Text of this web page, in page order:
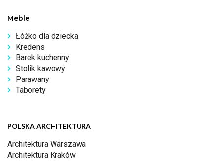
Meble
Łóżko dla dziecka
Kredens
Barek kuchenny
Stolik kawowy
Parawany
Taborety
POLSKA ARCHITEKTURA
Architektura Warszawa
Architektura Kraków